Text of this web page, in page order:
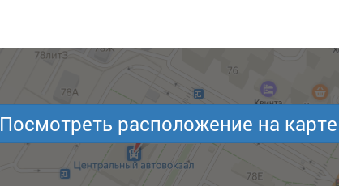
Посмотреть расположение на карте